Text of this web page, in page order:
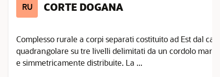
RU CORTE DOGANA
Complesso rurale a corpi separati costituito ad Est dal
quadrangolare su tre livelli delimitati da un cordolo
e simmetricamente distribuite. La ...